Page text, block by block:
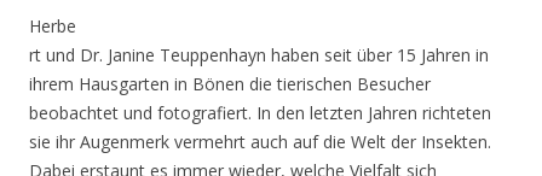
Herbe
rt und Dr. Janine Teuppenhayn haben seit über 15 Jahren in
ihrem Hausgarten in Bönen die tierischen Besucher
beobachtet und fotografiert. In den letzten Jahren richteten
sie ihr Augenmerk vermehrt auch auf die Welt der Insekten.
Dabei erstaunt es immer wieder, welche Vielfalt sich